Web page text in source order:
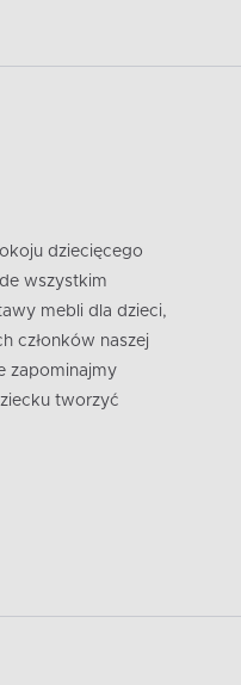
dziecięcego
wszystkim
mebli dla dzieci,
członków naszej
zapominajmy
tworzyć
dziecka, ważne
dla dzieci do
czy całe